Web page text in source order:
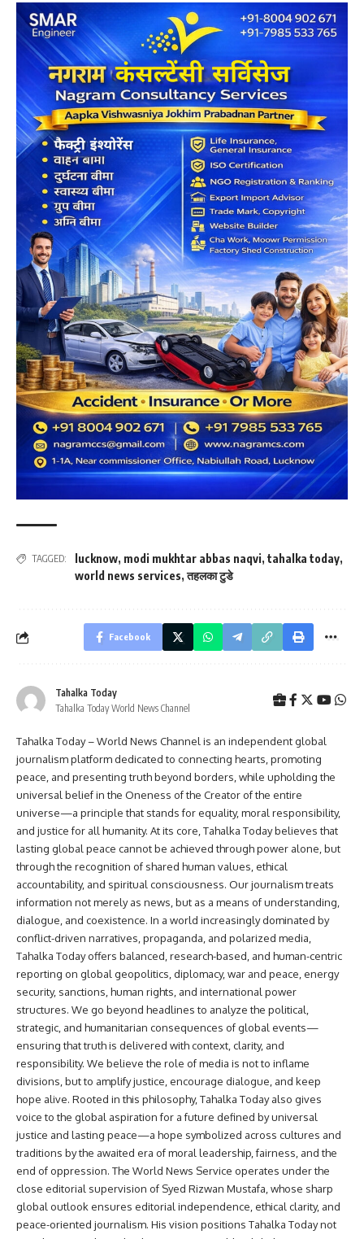
TAGGED: lucknow, modi mukhtar abbas naqvi, tahalka today,
world news services,तहलका टुडे
Facebook
Tahalka Today
Tahalka Today World News Channel
Tahalka Today – World News Channel is an independent global
journalism platform dedicated to connecting hearts, promoting
peace, and presenting truth beyond borders, while upholding the
universal belief in the Oneness of the Creator of the entire
universe—a principle that stands for equality, moral responsibility,
and justice for all humanity. At its core, Tahalka Today believes that
lasting global peace cannot be achieved through power alone, but
through the recognition of shared human values, ethical
accountability, and spiritual consciousness. Our journalism treats
information not merely as news, but as a means of understanding,
dialogue, and coexistence. In a world increasingly dominated by
conflict-driven narratives, propaganda, and polarized media,
Tahalka Today offers balanced, research-based, and human-centric
reporting on global geopolitics, diplomacy, war and peace, energy
security, sanctions, human rights, and international power
structures. We go beyond headlines to analyze the political,
strategic, and humanitarian consequences of global events—
ensuring that truth is delivered with context, clarity, and
responsibility. We believe the role of media is not to inflame
divisions, but to amplify justice, encourage dialogue, and keep
hope alive. Rooted in this philosophy, Tahalka Today also gives
voice to the global aspiration for a future defined by universal
justice and lasting peace—a hope symbolized across cultures and
traditions by the awaited era of moral leadership, fairness, and the
end of oppression. The World News Service operates under the
close editorial supervision of Syed Rizwan Mustafa, whose sharp
global outlook ensures editorial independence, ethical clarity, and
peace-oriented journalism. His vision positions Tahalka Today not